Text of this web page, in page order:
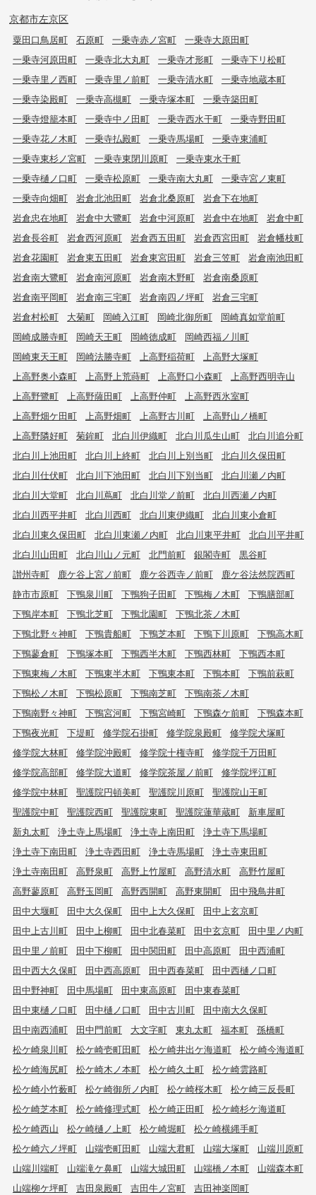
京都市左京区
粟田口鳥居町 石原町 一乗寺赤ノ宮町
一乗寺大原田町
一乗寺河原田町
一乗寺北大丸町 一乗寺才形町
一乗寺下リ松町
一乗寺里ノ西町
一乗寺里ノ前町 一乗寺清水町
一乗寺地蔵本町
一乗寺染殿町
一乗寺高槻町 一乗寺塚本町
一乗寺築田町
一乗寺燈籠本町
一乗寺中ノ田町 一乗寺西水干町
一乗寺野田町
一乗寺花ノ木町
一乗寺払殿町 一乗寺馬場町
一乗寺東浦町
一乗寺東杉ノ宮町
一乗寺東閉川原町
一乗寺東水干町
一乗寺樋ノ口町
一乗寺松原町 一乗寺南大丸町
一乗寺宮ノ東町
一乗寺向畑町
岩倉北池田町 岩倉北桑原町
岩倉下在地町
岩倉忠在地町
岩倉中大鷺町 岩倉中河原町 岩倉中在地町
岩倉中町
岩倉長谷町
岩倉西河原町 岩倉西五田町 岩倉西宮田町
岩倉幡枝町
岩倉花園町
岩倉東五田町 岩倉東宮田町 岩倉三笠町
岩倉南池田町
岩倉南大鷺町
岩倉南河原町 岩倉南木野町
岩倉南桑原町
岩倉南平岡町
岩倉南三宅町 岩倉南四ノ坪町
岩倉三宅町
岩倉村松町
大菊町 岡崎入江町 岡崎北御所町
岡崎真如堂前町
岡崎成勝寺町
岡崎天王町 岡崎徳成町
岡崎西福ノ川町
岡崎東天王町
岡崎法勝寺町 上高野稲荷町
上高野大塚町
上高野奥小森町
上高野上荒蒔町 上高野口小森町
上高野西明寺山
上高野鷺町
上高野薩田町 上高野仲町
上高野西氷室町
上高野畑ケ田町
上高野畑町 上高野古川町
上高野山ノ橋町
上高野隣好町
菊鉾町 北白川伊織町 北白川瓜生山町
北白川追分町
北白川上池田町
北白川上終町 北白川上別当町
北白川久保田町
北白川仕伏町
北白川下池田町 北白川下別当町
北白川瀬ノ内町
北白川大堂町
北白川蔦町 北白川堂ノ前町
北白川西瀬ノ内町
北白川西平井町
北白川西町 北白川東伊織町
北白川東小倉町
北白川東久保田町
北白川東瀬ノ内町 北白川東平井町
北白川平井町
北白川山田町
北白川山ノ元町 北門前町 銀閣寺町
黒谷町
讃州寺町
鹿ケ谷上宮ノ前町 鹿ケ谷西寺ノ前町
鹿ケ谷法然院西町
静市市原町
下鴨泉川町 下鴨狗子田町 下鴨梅ノ木町
下鴨膳部町
下鴨岸本町
下鴨北芝町 下鴨北園町
下鴨北茶ノ木町
下鴨北野々神町
下鴨貴船町 下鴨芝本町 下鴨下川原町
下鴨高木町
下鴨蓼倉町
下鴨塚本町 下鴨西半木町 下鴨西林町
下鴨西本町
下鴨東梅ノ木町
下鴨東半木町 下鴨東本町 下鴨本町
下鴨前萩町
下鴨松ノ木町
下鴨松原町 下鴨南芝町
下鴨南茶ノ木町
下鴨南野々神町
下鴨宮河町 下鴨宮崎町 下鴨森ケ前町
下鴨森本町
下鴨夜光町
下堤町 修学院石掛町 修学院泉殿町
修学院犬塚町
修学院大林町
修学院沖殿町 修学院十権寺町
修学院千万田町
修学院高部町
修学院大道町 修学院茶屋ノ前町
修学院坪江町
修学院中林町
聖護院円頓美町 聖護院川原町
聖護院山王町
聖護院中町
聖護院西町 聖護院東町 聖護院蓮華蔵町
新車屋町
新丸太町
浄土寺上馬場町 浄土寺上南田町
浄土寺下馬場町
浄土寺下南田町
浄土寺西田町 浄土寺馬場町
浄土寺東田町
浄土寺南田町
高野泉町 高野上竹屋町 高野清水町
高野竹屋町
高野蓼原町
高野玉岡町 高野西開町 高野東開町
田中飛鳥井町
田中大堰町
田中大久保町 田中上大久保町
田中上玄京町
田中上古川町
田中上柳町 田中北春菜町 田中玄京町
田中里ノ内町
田中里ノ前町
田中下柳町 田中関田町 田中高原町
田中西浦町
田中西大久保町
田中西高原町 田中西春菜町
田中西樋ノ口町
田中野神町
田中馬場町 田中東高原町
田中東春菜町
田中東樋ノ口町
田中樋ノ口町 田中古川町
田中南大久保町
田中南西浦町
田中門前町 大文字町 東丸太町 福本町
孫橋町
松ケ崎泉川町
松ケ崎壱町田町 松ケ崎井出ケ海道町
松ケ崎今海道町
松ケ崎海尻町
松ケ崎木ノ本町 松ケ崎久土町
松ケ崎雲路町
松ケ崎小竹薮町
松ケ崎御所ノ内町 松ケ崎桜木町
松ケ崎三反長町
松ケ崎芝本町
松ケ崎修理式町 松ケ崎正田町
松ケ崎杉ケ海道町
松ケ崎西山
松ケ崎樋ノ上町 松ケ崎堀町
松ケ崎横縄手町
松ケ崎六ノ坪町
山端壱町田町 山端大君町 山端大塚町
山端川原町
山端川端町
山端滝ケ鼻町 山端大城田町 山端橋ノ本町
山端森本町
山端柳ケ坪町
吉田泉殿町 吉田牛ノ宮町
吉田神楽岡町